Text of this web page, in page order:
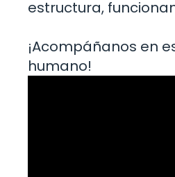
estructura,
¡Acompáñanos en
humano!